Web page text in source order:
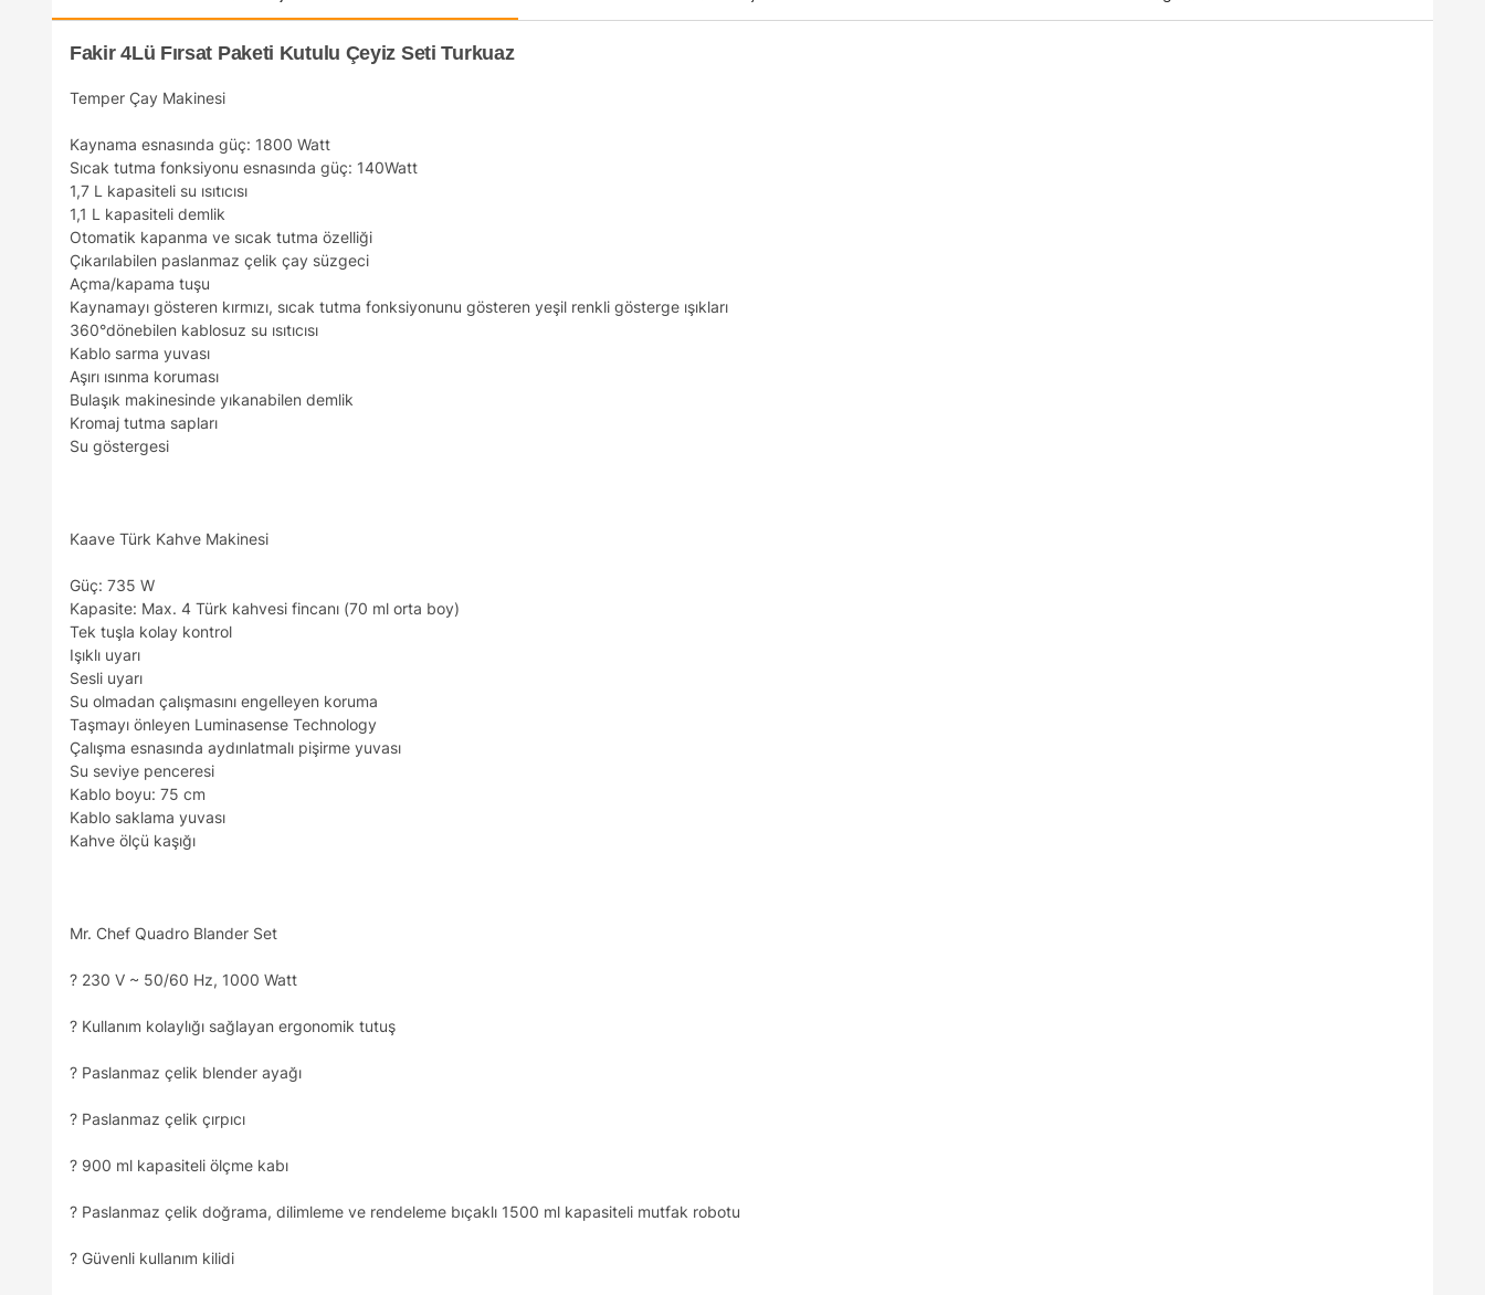
Fakir 4Lü Fırsat Paketi Kutulu Çeyiz Seti Turkuaz
Temper Çay Makinesi
Kaynama esnasında güç: 1800 Watt
Sıcak tutma fonksiyonu esnasında güç: 140Watt
1,7 L kapasiteli su ısıtıcısı
1,1 L kapasiteli demlik
Otomatik kapanma ve sıcak tutma özelliği
Çıkarılabilen paslanmaz çelik çay süzgeci
Açma/kapama tuşu
Kaynamayı gösteren kırmızı, sıcak tutma fonksiyonunu gösteren yeşil renkli gösterge ışıkları
360°dönebilen kablosuz su ısıtıcısı
Kablo sarma yuvası
Aşırı ısınma koruması
Bulaşık makinesinde yıkanabilen demlik
Kromaj tutma sapları
Su göstergesi
Kaave Türk Kahve Makinesi
Güç: 735 W
Kapasite: Max. 4 Türk kahvesi fincanı (70 ml orta boy)
Tek tuşla kolay kontrol
Işıklı uyarı
Sesli uyarı
Su olmadan çalışmasını engelleyen koruma
Taşmayı önleyen Luminasense Technology
Çalışma esnasında aydınlatmalı pişirme yuvası
Su seviye penceresi
Kablo boyu: 75 cm
Kablo saklama yuvası
Kahve ölçü kaşığı
Mr. Chef Quadro Blander Set
? 230 V ~ 50/60 Hz, 1000 Watt
? Kullanım kolaylığı sağlayan ergonomik tutuş
? Paslanmaz çelik blender ayağı
? Paslanmaz çelik çırpıcı
? 900 ml kapasiteli ölçme kabı
? Paslanmaz çelik doğrama, dilimleme ve rendeleme bıçaklı 1500 ml kapasiteli mutfak robotu
? Güvenli kullanım kilidi